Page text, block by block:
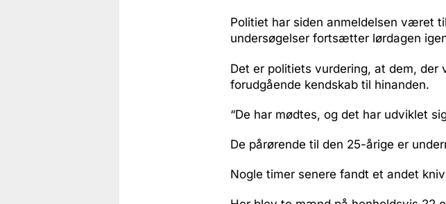
Politiet har siden anmeldelsen været
undersøgelser fortsætter lørdagen
Det er politiets vurdering, at dem,
forudgående kendskab til hinanden.
“De har mødtes, og det har udviklet
De pårørende til den 25-årige er
Nogle timer senere fandt et andet